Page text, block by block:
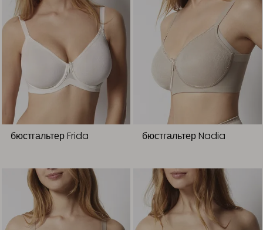
бюстгальтер Frida бюстгальтер Nadia